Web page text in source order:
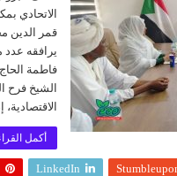
الاتحادي
قمر الدين
يرافقه عدد
فاطمة
الشيخ فرح
أكمل
LinkedIn